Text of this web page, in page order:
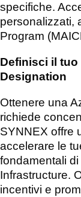
specifiche.
personalizzati,
Program
Definisci il
Designation
Ottenere una
richiede
SYNNEX offre
accelerare le
fondamentali
Infrastructure.
incentivi e